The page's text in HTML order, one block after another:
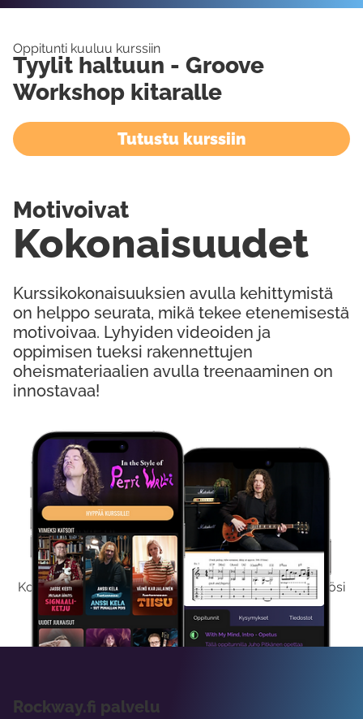
Kokeile Ilmaiseksi
Kokeilemalla ilmaiseksi saat koko sisältömme käyttöösi
viikon ajaksi.
Oppitunti kuuluu kurssiin
Tyylit haltuun - Groove
Workshop kitaralle
Tutustu kurssiin
Kurssikokonaisuuksien avulla kehittymistä
on helppo seurata, mikä tekee etenemisestä
motivoivaa. Lyhyiden videoiden ja
oppimisen tueksi rakennettujen
oheismateriaalien avulla treenaaminen on
innostavaa!
Kokonaisuudet
Motivoivat
Rockway.fi palvelu